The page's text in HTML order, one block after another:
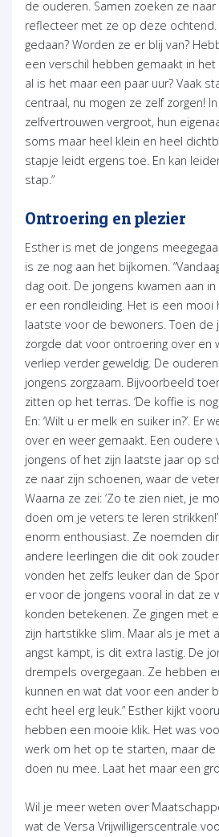
de ouderen. Samen zoeken ze
reflecteer met ze op deze
gedaan? Worden ze er blij van?
een verschil hebben gemaakt in
al is het maar een paar uur? Vaak
centraal, nu mogen ze zelf zorgen!
zelfvertrouwen vergroot, hun
soms maar heel klein en heel
stapje leidt ergens toe. En kan
stap.”
Ontroering en plezier
Esther is met de jongens
is ze nog aan het bijkomen.
dag ooit. De jongens kwamen aan
er een rondleiding. Het is een mooi
laatste voor de bewoners. Toen de
zorgde dat voor ontroering over en
verliep verder geweldig. De
jongens zorgzaam. Bijvoorbeeld
zitten op het terras. ‘De koffie is
En: ‘Wilt u er melk en suiker in?’. Er
over en weer gemaakt. Een oudere
jongens of het zijn laatste jaar op
ze naar zijn schoenen, waar de
Waarna ze zei: ‘Zo te zien niet, je
doen om je veters te leren
enorm enthousiast. Ze noemden
andere leerlingen die dit ook
vonden het zelfs leuker dan de
er voor de jongens vooral in dat ze
konden betekenen. Ze gingen met
zijn hartstikke slim. Maar als je met
angst kampt, is dit extra lastig. De
drempels overgegaan. Ze hebben
kunnen en wat dat voor een ander
echt heel erg leuk.” Esther kijkt
hebben een mooie klik. Het was
werk om het op te starten, maar
doen nu mee. Laat het maar een
Wil je meer weten over
wat de Versa Vrijwilligerscentrale